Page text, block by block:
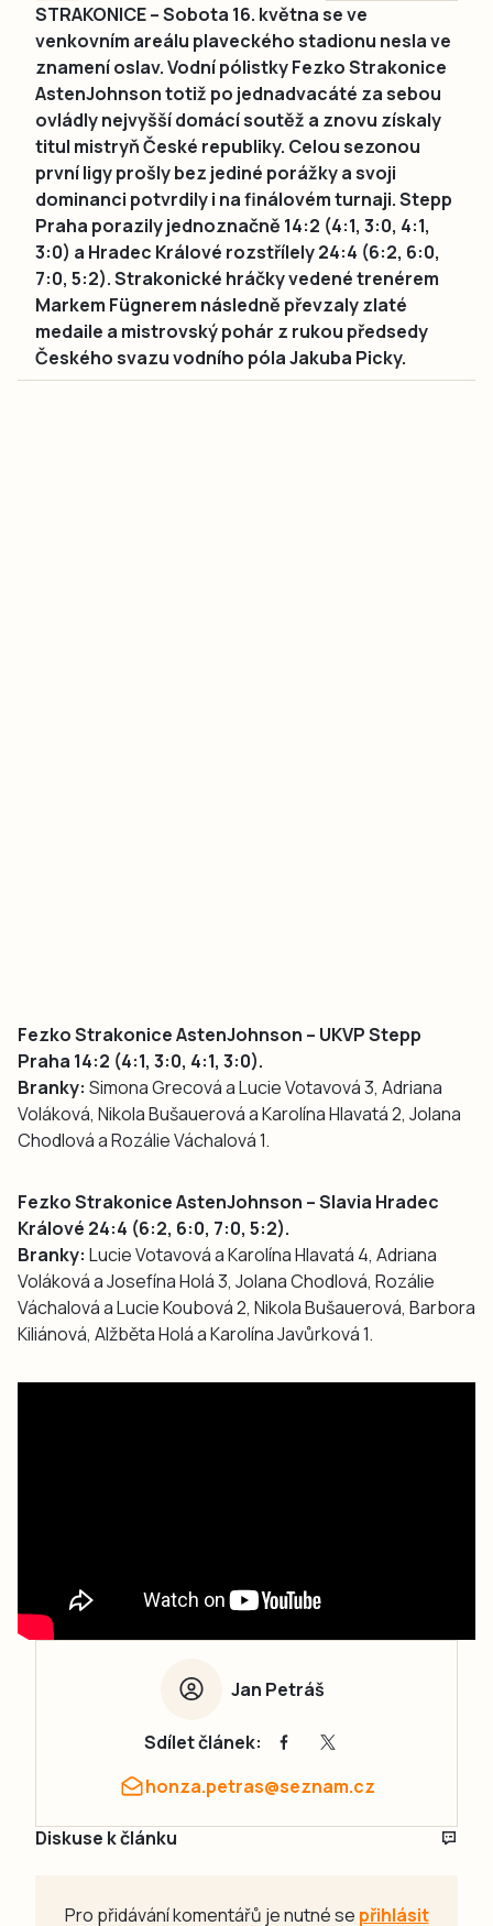
STRAKONICE – Sobota 16. května se ve
venkovním areálu plaveckého stadionu nesla ve
znamení oslav. Vodní pólistky Fezko Strakonice
AstenJohnson totiž po jednadvacáté za sebou
ovládly nejvyšší domácí soutěž a znovu získaly
titul mistryň České republiky. Celou sezonou
první ligy prošly bez jediné porážky a svoji
dominanci potvrdily i na finálovém turnaji. Stepp
Praha porazily jednoznačně 14:2 (4:1, 3:0, 4:1,
3:0) a Hradec Králové rozstřílely 24:4 (6:2, 6:0,
7:0, 5:2). Strakonické hráčky vedené trenérem
Markem Fügnerem následně převzaly zlaté
medaile a mistrovský pohár z rukou předsedy
Českého svazu vodního póla Jakuba Picky.
Fezko Strakonice AstenJohnson – UKVP Stepp
Praha 14:2 (4:1, 3:0, 4:1, 3:0).
Branky: Simona Grecová a Lucie Votavová 3, Adriana
Voláková, Nikola Bušauerová a Karolína Hlavatá 2, Jolana
Chodlová a Rozálie Váchalová 1.
Fezko Strakonice AstenJohnson – Slavia Hradec
Králové 24:4 (6:2, 6:0, 7:0, 5:2).
Branky: Lucie Votavová a Karolína Hlavatá 4, Adriana
Voláková a Josefína Holá 3, Jolana Chodlová, Rozálie
Váchalová a Lucie Koubová 2, Nikola Bušauerová, Barbora
Kiliánová, Alžběta Holá a Karolína Javůrková 1.
Jan Petráš
Sdílet článek:
honza.petras@seznam.cz
Diskuse k článku
Pro přidávání komentářů je nutné se přihlásit